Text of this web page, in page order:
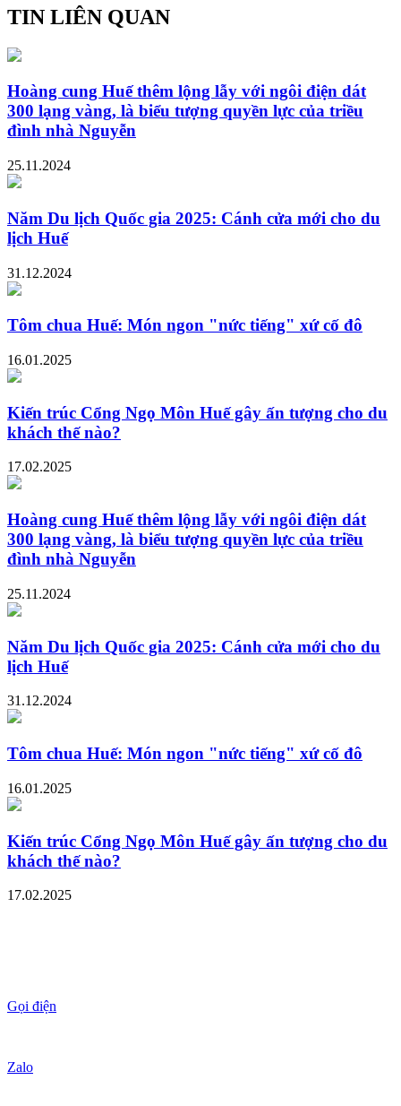
TIN LIÊN QUAN
Hoàng cung Huế thêm lộng lẫy với ngôi điện dát
300 lạng vàng, là biểu tượng quyền lực của triều
đình nhà Nguyễn
25.11.2024
Năm Du lịch Quốc gia 2025: Cánh cửa mới cho du
lịch Huế
31.12.2024
Tôm chua Huế: Món ngon "nức tiếng" xứ cố đô
16.01.2025
Kiến trúc Cổng Ngọ Môn Huế gây ấn tượng cho du
khách thế nào?
17.02.2025
Hoàng cung Huế thêm lộng lẫy với ngôi điện dát
300 lạng vàng, là biểu tượng quyền lực của triều
đình nhà Nguyễn
25.11.2024
Năm Du lịch Quốc gia 2025: Cánh cửa mới cho du
lịch Huế
31.12.2024
Tôm chua Huế: Món ngon "nức tiếng" xứ cố đô
16.01.2025
Kiến trúc Cổng Ngọ Môn Huế gây ấn tượng cho du
khách thế nào?
17.02.2025
Gọi điện
Zalo